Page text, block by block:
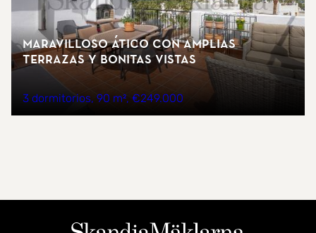
Maravilloso ático con amplias
terrazas y bonitas vistas
3 dormitorios 90 m² €249.000